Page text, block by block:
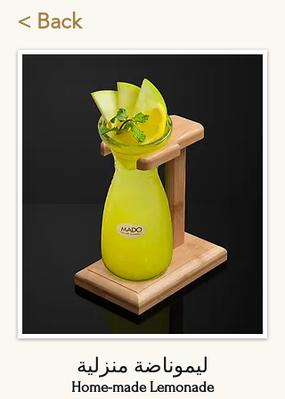
< Back
Home-made Lemonade
ليموناضة منزلية